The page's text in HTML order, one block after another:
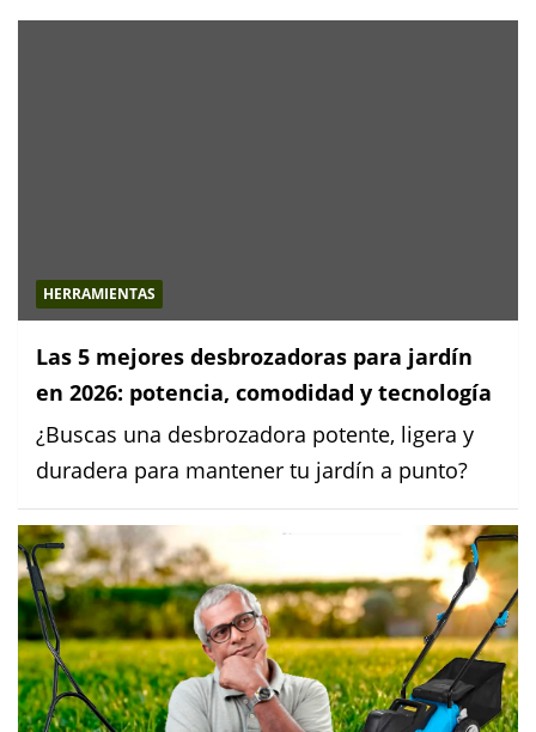
HERRAMIENTAS
Las 5 mejores desbrozadoras para jardín
en 2026: potencia, comodidad y tecnología
¿Buscas una desbrozadora potente, ligera y
duradera para mantener tu jardín a punto?